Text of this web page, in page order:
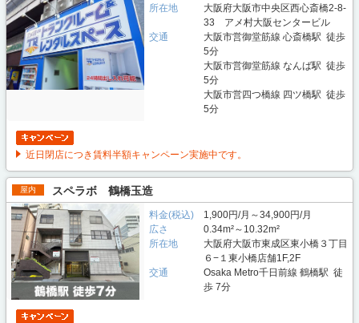
所在地
大阪府大阪市中央区西心斎橋2-8-
33 アメ村大阪センタービル
交通
大阪市営御堂筋線 心斎橋駅 徒歩
5分
大阪市営御堂筋線 なんば駅 徒歩
5分
大阪市営四つ橋線 四ツ橋駅 徒歩
5分
近日閉店につき賃料半額キャンペーン実施中です。
屋内 スペラボ 鶴橋玉造
料金(税込)
1,900円/月～34,900円/月
広さ
0.34m²～10.32m²
所在地
大阪府大阪市東成区東小橋３丁目
６−１東小橋店舗1F,2F
交通
Osaka Metro千日前線 鶴橋駅 徒
歩 7分